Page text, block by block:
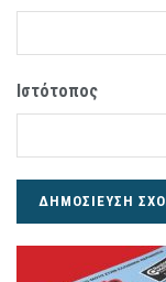
Ιστότοπος